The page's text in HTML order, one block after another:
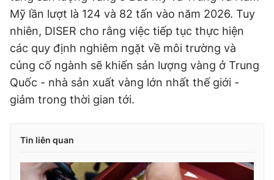
Mỹ lần lượt là 124 và 82 tấn vào năm 2026. Tuy
nhiên, DISER cho rằng việc tiếp tục thực hiện
các quy định nghiêm ngặt về môi trường và
củng cố ngành sẽ khiến sản lượng vàng ở Trung
Quốc - nhà sản xuất vàng lớn nhất thế giới -
giảm trong thời gian tới.
Tin liên quan